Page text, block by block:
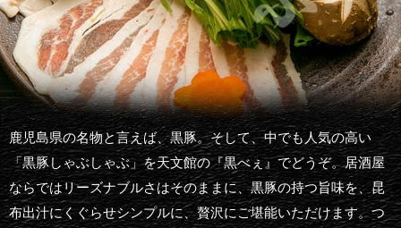
鹿児島県の名物と言えば、黒豚。そして、中でも人気の高い
「黒豚しゃぶしゃぶ」を天文館の『黒べぇ』でどうぞ。居酒屋
ならではリーズナブルさはそのままに、黒豚の持つ旨味を、昆
布出汁にくぐらせシンプルに、贅沢にご堪能いただけます。つ